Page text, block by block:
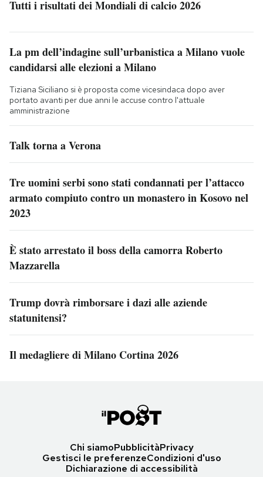
Tutti i risultati dei Mondiali di calcio 2026
La pm dell’indagine sull’urbanistica a Milano vuole
candidarsi alle elezioni a Milano
Tiziana Siciliano si è proposta come vicesindaca dopo aver
portato avanti per due anni le accuse contro l'attuale
amministrazione
Talk torna a Verona
Tre uomini serbi sono stati condannati per l’attacco
armato compiuto contro un monastero in Kosovo nel
2023
È stato arrestato il boss della camorra Roberto
Mazzarella
Trump dovrà rimborsare i dazi alle aziende
statunitensi?
Il medagliere di Milano Cortina 2026
Chi siamoPubblicitàPrivacy
Gestisci le preferenzeCondizioni d'uso
Dichiarazione di accessibilità